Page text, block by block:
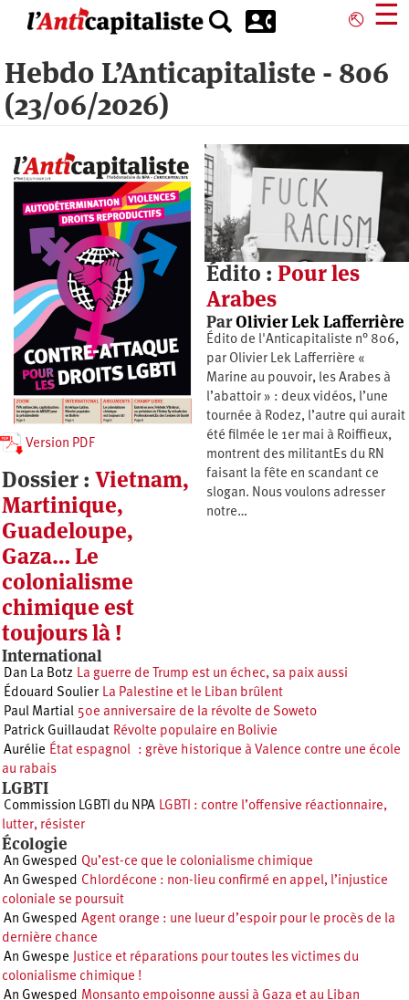
principal
⎋ ☰
Hebdo L’Anticapitaliste - 806
(23/06/2026)
Édito : Pour les
Arabes
ParOlivier Lek Lafferrière
Édito de l'Anticapitaliste n° 806,
par Olivier Lek Lafferrière «
Marine au pouvoir, les Arabes à
l’abattoir » : deux vidéos, l’une
tournée à Rodez, l’autre qui aurait
été filmée le 1er mai à Roiffieux,
montrent des militantEs du RN
faisant la fête en scandant ce
slogan. Nous voulons adresser
notre…
Version PDF
Dossier : Vietnam,
Martinique,
Guadeloupe,
Gaza… Le
colonialisme
chimique est
toujours là !
International
Dan La Botz La guerre de Trump est un échec, sa paix aussi
Édouard Soulier La Palestine et le Liban brûlent
Paul Martial 50e anniversaire de la révolte de Soweto
Patrick Guillaudat Révolte populaire en Bolivie
Aurélie État espagnol : grève historique à Valence contre une école
au rabais
LGBTI
Commission LGBTI du NPA LGBTI : contre l’offensive réactionnaire,
lutter, résister
Écologie
An Gwesped Qu’est-ce que le colonialisme chimique
An Gwesped Chlordécone : non-lieu confirmé en appel, l’injustice
coloniale se poursuit
An Gwesped Agent orange : une lueur d’espoir pour le procès de la
dernière chance
An Gwespe Justice et réparations pour toutes les victimes du
colonialisme chimique !
An Gwesped Monsanto empoisonne aussi à Gaza et au Liban